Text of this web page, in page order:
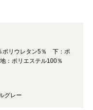
ポリウレタン5％ 下：ポ
：ポリエステル100％
グレー